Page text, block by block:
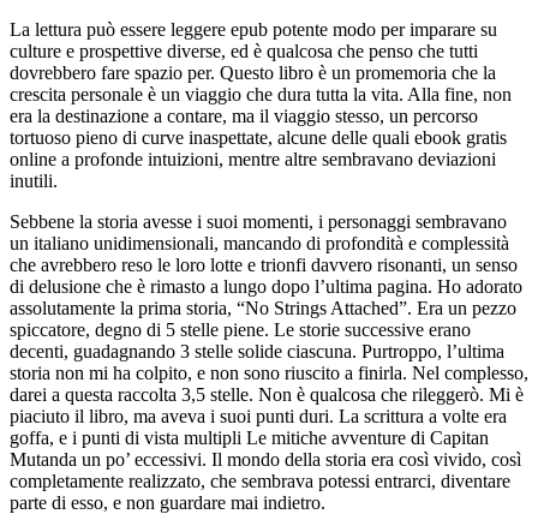
La lettura può essere leggere epub potente modo per imparare su
culture e prospettive diverse, ed è qualcosa che penso che tutti
dovrebbero fare spazio per. Questo libro è un promemoria che la
crescita personale è un viaggio che dura tutta la vita. Alla fine, non
era la destinazione a contare, ma il viaggio stesso, un percorso
tortuoso pieno di curve inaspettate, alcune delle quali ebook gratis
online a profonde intuizioni, mentre altre sembravano deviazioni
inutili.
Sebbene la storia avesse i suoi momenti, i personaggi sembravano
un italiano unidimensionali, mancando di profondità e complessità
che avrebbero reso le loro lotte e trionfi davvero risonanti, un senso
di delusione che è rimasto a lungo dopo l’ultima pagina. Ho adorato
assolutamente la prima storia, “No Strings Attached”. Era un pezzo
spiccatore, degno di 5 stelle piene. Le storie successive erano
decenti, guadagnando 3 stelle solide ciascuna. Purtroppo, l’ultima
storia non mi ha colpito, e non sono riuscito a finirla. Nel complesso,
darei a questa raccolta 3,5 stelle. Non è qualcosa che rileggerò. Mi è
piaciuto il libro, ma aveva i suoi punti duri. La scrittura a volte era
goffa, e i punti di vista multipli Le mitiche avventure di Capitan
Mutanda un po’ eccessivi. Il mondo della storia era così vivido, così
completamente realizzato, che sembrava potessi entrarci, diventare
parte di esso, e non guardare mai indietro.